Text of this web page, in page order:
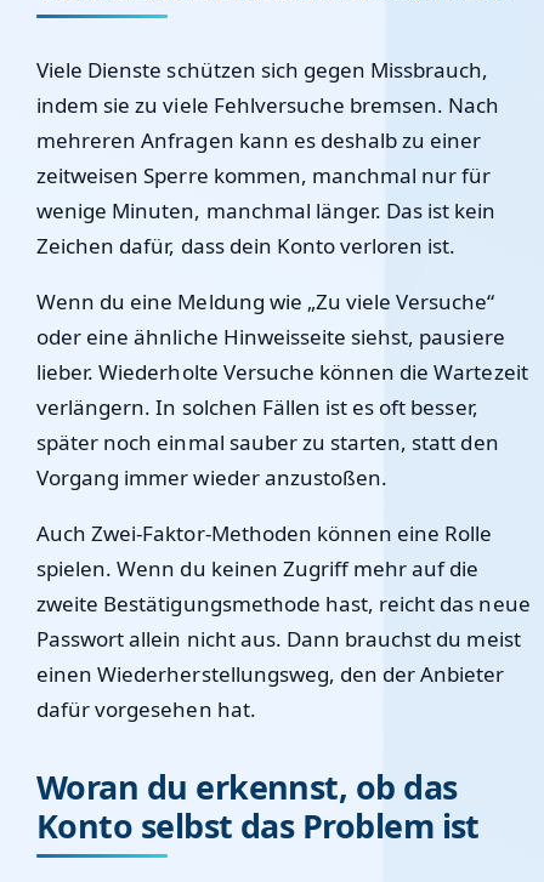
Viele Dienste schützen sich gegen Missbrauch,
indem sie zu viele Fehlversuche bremsen. Nach
mehreren Anfragen kann es deshalb zu einer
zeitweisen Sperre kommen, manchmal nur für
wenige Minuten, manchmal länger. Das ist kein
Zeichen dafür, dass dein Konto verloren ist.
Wenn du eine Meldung wie „Zu viele Versuche“
oder eine ähnliche Hinweisseite siehst, pausiere
lieber. Wiederholte Versuche können die Wartezeit
verlängern. In solchen Fällen ist es oft besser,
später noch einmal sauber zu starten, statt den
Vorgang immer wieder anzustoßen.
Auch Zwei-Faktor-Methoden können eine Rolle
spielen. Wenn du keinen Zugriff mehr auf die
zweite Bestätigungsmethode hast, reicht das neue
Passwort allein nicht aus. Dann brauchst du meist
einen Wiederherstellungsweg, den der Anbieter
dafür vorgesehen hat.
Woran du erkennst, ob das
Konto selbst das Problem ist